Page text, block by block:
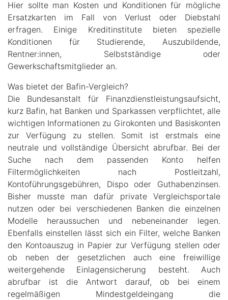
Hier sollte man Kosten und Konditionen für mögliche
Ersatzkarten im Fall von Verlust oder Diebstahl
erfragen. Einige Kreditinstitute bieten spezielle
Konditionen für Studierende, Auszubildende,
Rentner:innen, Selbstständige oder
Gewerkschaftsmitglieder an.
Was bietet der Bafin-Vergleich?
Die Bundesanstalt für Finanzdienstleistungsaufsicht,
kurz Bafin, hat Banken und Sparkassen verpflichtet, alle
wichtigen Informationen zu Girokonten und Basiskonten
zur Verfügung zu stellen. Somit ist erstmals eine
neutrale und vollständige Übersicht abrufbar. Bei der
Suche nach dem passenden Konto helfen
Filtermöglichkeiten nach Postleitzahl,
Kontoführungsgebühren, Dispo oder Guthabenzinsen.
Bisher musste man dafür private Vergleichsportale
nutzen oder bei verschiedenen Banken die einzelnen
Modelle heraussuchen und nebeneinander legen.
Ebenfalls einstellen lässt sich ein Filter, welche Banken
den Kontoauszug in Papier zur Verfügung stellen oder
ob neben der gesetzlichen auch eine freiwillige
weitergehende Einlagensicherung besteht. Auch
abrufbar ist die Antwort darauf, ob bei einem
regelmäßigen Mindestgeldeingang die